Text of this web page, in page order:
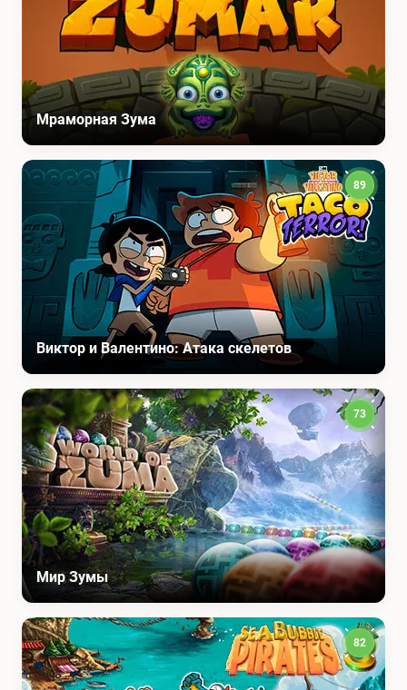
Мраморная Зума
Виктор и Валентино: Атака скелетов
89
Мир Зумы
73
82